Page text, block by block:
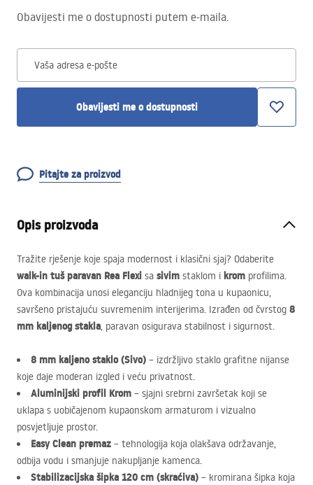
Obavijesti me o dostupnosti putem e-maila.
Vaša adresa e-pošte
Obavijesti me o dostupnosti
Pitajte za proizvod
Opis proizvoda
Tražite rješenje koje spaja modernost i klasični sjaj? Odaberite
walk-in tuš paravan Rea Flexi sa sivim staklom i krom profilima.
Ova kombinacija unosi eleganciju hladnijeg tona u kupaonicu,
savršeno pristajuću suvremenim interijerima. Izrađen od čvrstog 8
mm kaljenog stakla, paravan osigurava stabilnost i sigurnost.
8 mm kaljeno staklo (Sivo) – izdržljivo staklo grafitne nijanse
koje daje moderan izgled i veću privatnost.
Aluminijski profil Krom – sjajni srebrni završetak koji se
uklapa s uobičajenom kupaonskom armaturom i vizualno
posvjetljuje prostor.
Easy Clean premaz – tehnologija koja olakšava održavanje,
odbija vodu i smanjuje nakupljanje kamenca.
Stabilizacijska šipka 120 cm (skraćiva) – kromirana šipka koja